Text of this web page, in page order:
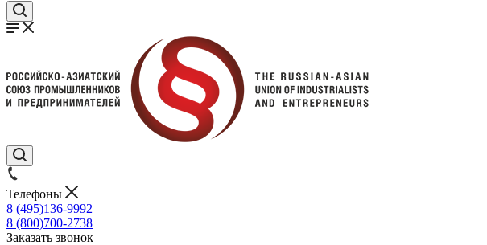
Телефоны
8 (495)136-9992
8 (800)700-2738
Заказать звонок